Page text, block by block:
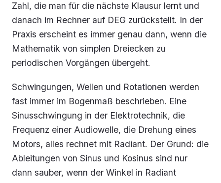
Zahl, die man für die nächste Klausur lernt und
danach im Rechner auf DEG zurückstellt. In der
Praxis erscheint es immer genau dann, wenn die
Mathematik von simplen Dreiecken zu
periodischen Vorgängen übergeht.
Schwingungen, Wellen und Rotationen werden
fast immer im Bogenmaß beschrieben. Eine
Sinusschwingung in der Elektrotechnik, die
Frequenz einer Audiowelle, die Drehung eines
Motors, alles rechnet mit Radiant. Der Grund: die
Ableitungen von Sinus und Kosinus sind nur
dann sauber, wenn der Winkel in Radiant